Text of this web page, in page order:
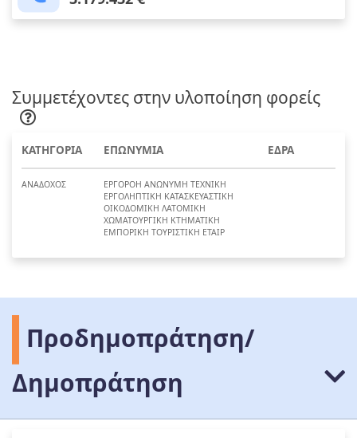
Συμμετέχοντες στην υλοποίηση φορείς
ΚΑΤΗΓΟΡΙΑ ΕΠΩΝΥΜΙΑ ΕΔΡΑ
ΑΝΑΔΟΧΟΣ
ΕΡΓΟΡΟΗ ΑΝΩΝΥΜΗ ΤΕΧΝΙΚΗ
ΕΡΓΟΛΗΠΤΙΚΗ ΚΑΤΑΣΚΕΥΑΣΤΙΚΗ
ΟΙΚΟΔΟΜΙΚΗ ΛΑΤΟΜΙΚΗ
ΧΩΜΑΤΟΥΡΓΙΚΗ ΚΤΗΜΑΤΙΚΗ
ΕΜΠΟΡΙΚΗ ΤΟΥΡΙΣΤΙΚΗ ΕΤΑΙΡ
Προδημοπράτηση/
Δημοπράτηση